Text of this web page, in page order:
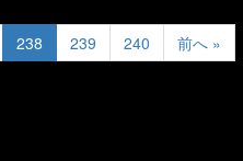
238 239 240
前へ »